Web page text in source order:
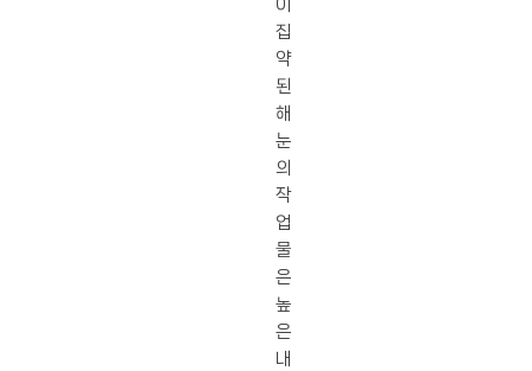
이
집
약
된
해
눈
의
작
업
물
은
높
은
내